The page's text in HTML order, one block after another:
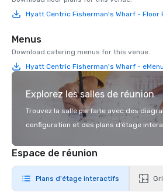
Hyatt Centric Fisherman's Wharf - Floor
Menus
Download catering menus for this venue.
Hyatt Centric Fisherman's Wharf -
Explorez les salles de réunion
Trouvez la salle parfaite avec des
configuration et des plans d’étage
Espace de réunion
Plans d'étage interactifs